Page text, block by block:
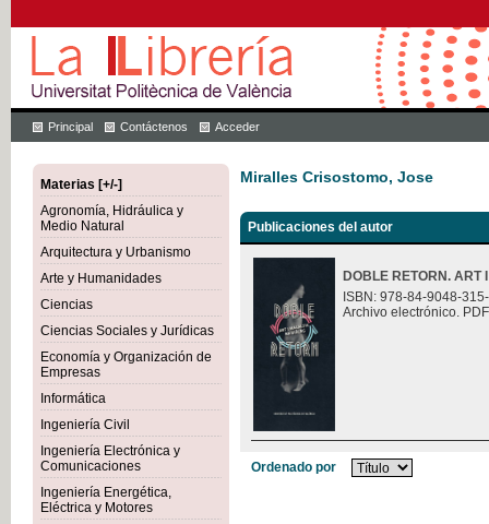
Principal Contáctenos Acceder
Materias [+/-]
Agronomía, Hidráulica y
Medio Natural
Arquitectura y Urbanismo
Arte y Humanidades
Ciencias
Ciencias Sociales y Jurídicas
Economía y Organización de
Empresas
Informática
Ingeniería Civil
Ingeniería Electrónica y
Comunicaciones
Ingeniería Energética,
Eléctrica y Motores
Miralles Crisostomo, Jose
Publicaciones del autor
DOBLE RETORN. ART
ISBN: 978-84-9048-
Archivo electrónico.
Ordenado por